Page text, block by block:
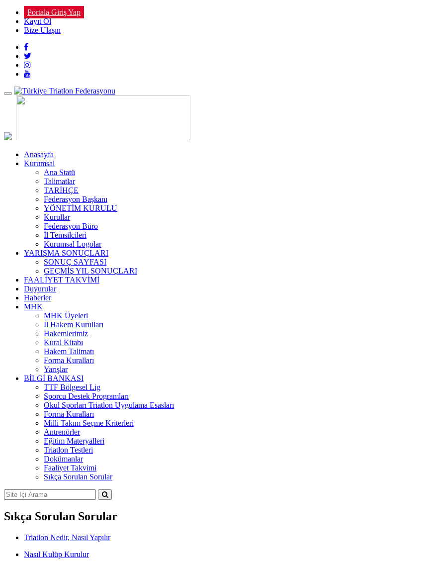
Portala Giriş Yap
Kayıt Ol
Bize Ulaşın
Toggle
navigation
Anasayfa
Kurumsal
Ana Statü
Talimatlar
TARİHÇE
Federasyon Başkanı
YÖNETİM KURULU
Kurullar
Federasyon Büro
İl Temsilcileri
Kurumsal Logolar
YARIŞMA SONUÇLARI
SONUÇ SAYFASI
GEÇMİŞ YIL SONUÇLARI
FAALİYET TAKVİMİ
Duyurular
Haberler
MHK
MHK Üyeleri
İl Hakem Kurulları
Hakemlerimiz
Kural Kitabı
Hakem Talimatı
Forma Kuralları
Yarışlar
BİLGİ BANKASI
TTF Bölgesel Lig
Sporcu Destek Programları
Okul Sporları Triatlon Uygulama Esasları
Forma Kuralları
Milli Takım Seçme Kriterleri
Antrenörler
Eğitim Materyalleri
Triatlon Testleri
Dokümanlar
Faaliyet Takvimi
Sıkça Sorulan Sorular
Sıkça Sorulan Sorular
Triatlon Nedir, Nasıl Yapılır
Nasıl Kulüp Kurulur